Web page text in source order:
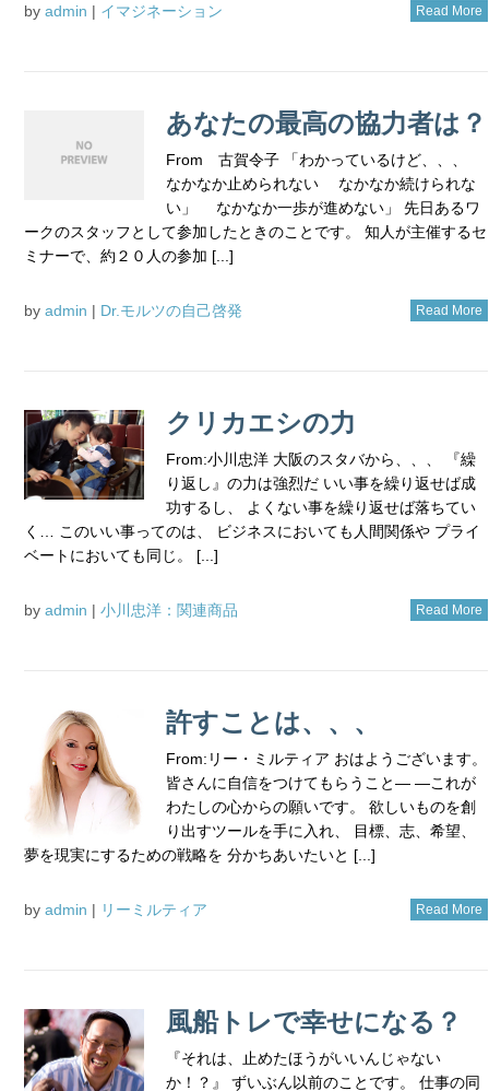
by admin | イマジネーション Read More
あなたの最高の協力者は？
From 古賀令子 「わかっているけど、、、
なかなか止められない なかなか続けられな
い」 なかなか一歩が進めない」 先日あるワ
ークのスタッフとして参加したときのことです。 知人が主催するセ
ミナーで、約２０人の参加 [...]
by admin | Dr.モルツの自己啓発 Read More
クリカエシの力
From:小川忠洋 大阪のスタバから、、、 『繰
り返し』の力は強烈だ いい事を繰り返せば成
功するし、 よくない事を繰り返せば落ちてい
く… このいい事ってのは、 ビジネスにおいても人間関係や プライ
ベートにおいても同じ。 [...]
by admin | 小川忠洋：関連商品 Read More
許すことは、、、
From:リー・ミルティア おはようございます。
皆さんに自信をつけてもらうこと― ―これが
わたしの心からの願いです。 欲しいものを創
り出すツールを手に入れ、 目標、志、希望、
夢を現実にするための戦略を 分かちあいたいと [...]
by admin | リーミルティア Read More
風船トレで幸せになる？
『それは、止めたほうがいいんじゃない
か！？』 ずいぶん以前のことです。 仕事の同